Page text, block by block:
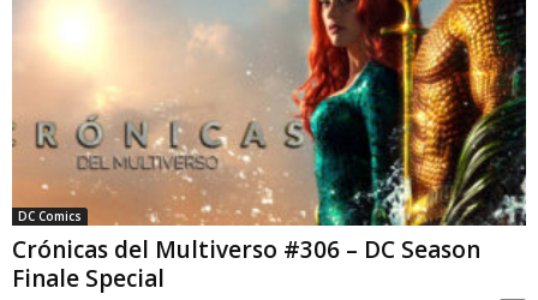
DC Comics
Crónicas del Multiverso #306 – DC Season
Finale Special